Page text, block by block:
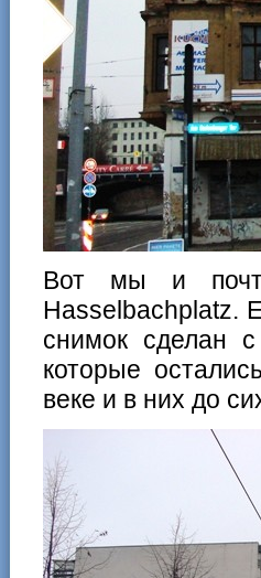
Вот мы и
Hasselbachplatz.
снимок сделан
которые
веке и в них до